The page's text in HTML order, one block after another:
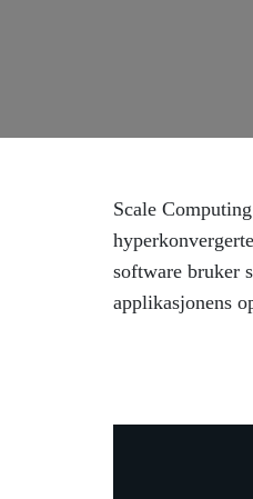
Scale
software bruker
applikasjonens
Når enkel bruk,
Computing HC3
med gode